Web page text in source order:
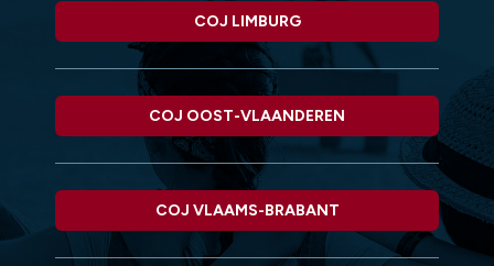
COJ LIMBURG
COJ OOST-VLAANDEREN
COJ VLAAMS-BRABANT